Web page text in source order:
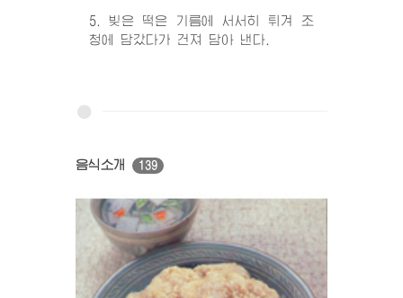
5. 빚은 떡은 기름에 서서히 튀겨 조
청에 담갔다가 건져 담아 낸다.
음식소개 139